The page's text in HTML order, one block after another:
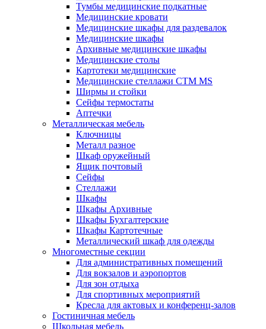
Тумбы медицинские подкатные
Медицинские кровати
Медицинские шкафы для раздевалок
Медицинские шкафы
Архивные медицинские шкафы
Медицинские столы
Картотеки медицинские
Медицинские стеллажи CTM MS
Ширмы и стойки
Сейфы термостаты
Аптечки
Металлическая мебель
Ключницы
Металл разное
Шкаф оружейный
Ящик почтовый
Сейфы
Стеллажи
Шкафы
Шкафы Архивные
Шкафы Бухгалтерские
Шкафы Картотечные
Металлический шкаф для одежды
Многоместные секции
Для административных помещений
Для вокзалов и аэропортов
Для зон отдыха
Для спортивных мероприятий
Кресла для актовых и конференц-залов
Гостиничная мебель
Школьная мебель